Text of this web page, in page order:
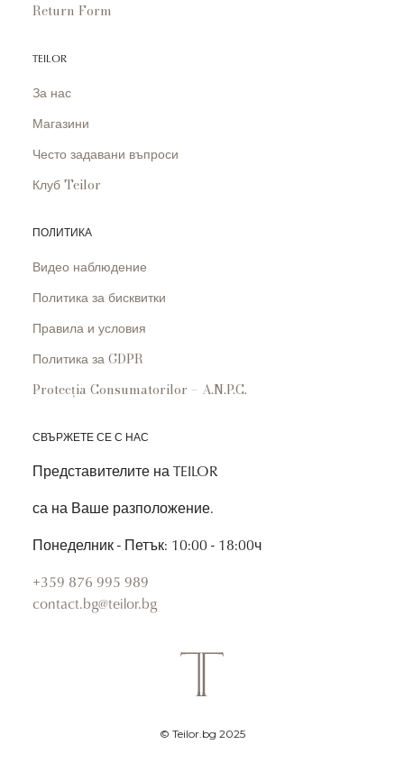
Return Form
TEILOR
За нас
Магазини
Често задавани въпроси
Клуб Teilor
ПОЛИТИКА
Видео наблюдение
Политика за бисквитки
Правила и условия
Политика за GDPR
Protecția Consumatorilor – A.N.P.C.
СВЪРЖЕТЕ СЕ С НАС
Представителите на TEILOR
са на Ваше разположение.
Понеделник - Петък: 10:00 - 18:00ч
+359 876 995 989
contact.bg@teilor.bg
© Teilor.bg 2025